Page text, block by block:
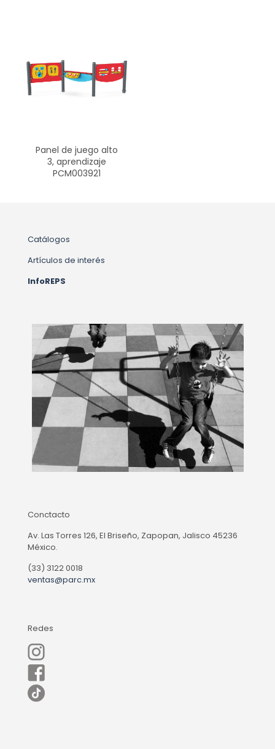
Panel de juego alto
3, aprendizaje
PCM003921
Catálogos
Artículos de interés
InfoREPS
Conctacto
Av. Las Torres 126, El Briseño, Zapopan, Jalisco 45236
México.
(33) 3122 0018
ventas@parc.mx
Redes